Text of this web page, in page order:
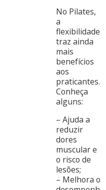
No Pilates,
a
flexibilidade
traz ainda
mais
benefícios
aos
praticantes.
Conheça
alguns:
– Ajuda a
reduzir
dores
muscular e
o risco de
lesões;
– Melhora o